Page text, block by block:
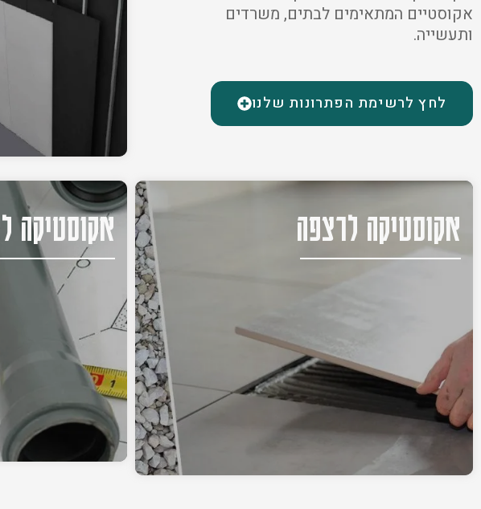
אקוסטיים המתאימים לבתים, משרדים
ותעשייה.
לחץ לרשימת הפתרונות שלנו
אקוסטיקה לרצפה אקוסטיקה